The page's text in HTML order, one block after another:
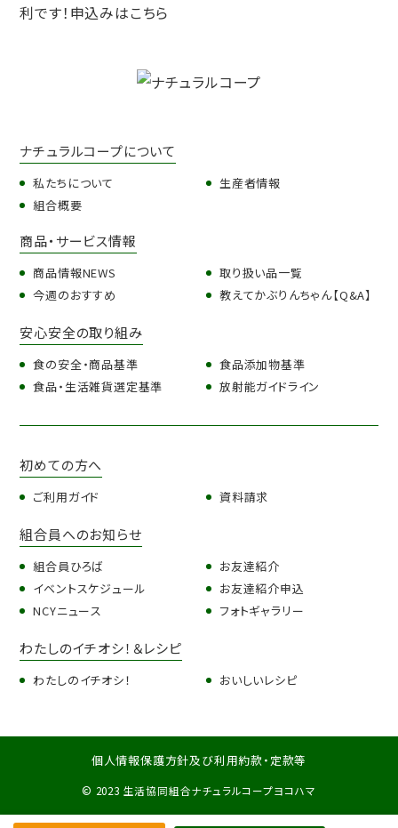
ナチュラルコープについて
私たちについて
組合概要
生産者情報
商品・サービス情報
商品情報NEWS
今週のおすすめ
取り扱い品一覧
教えてかぶりんちゃん【Q&A】
安心安全の取り組み
食の安全・商品基準
食品・生活雑貨選定基準
食品添加物基準
放射能ガイドライン
初めての方へ
ご利用ガイド 資料請求
組合員へのお知らせ
組合員ひろば
イベントスケジュール
NCYニュース
お友達紹介
お友達紹介申込
フォトギャラリー
わたしのイチオシ！＆レシピ
わたしのイチオシ！ おいしいレシピ
個人情報保護方針及び利用約款・定款等
© 2023 生活協同組合ナチュラルコープヨコハマ